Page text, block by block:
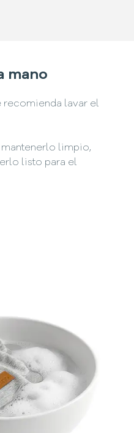
mano
recomienda lavar el
limpio,
listo para el